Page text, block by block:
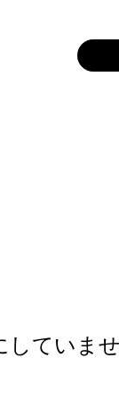
していま